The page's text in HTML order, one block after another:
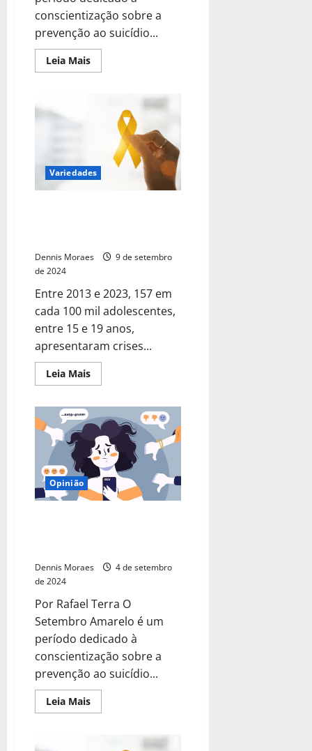
conscientização sobre a
prevenção ao suicídio...
Leia Mais
Variedades
Dennis Moraes
9 de setembro
de 2024
Entre 2013 e 2023, 157 em
cada 100 mil adolescentes,
entre 15 e 19 anos,
apresentaram crises...
Leia Mais
Opinião
Dennis Moraes
4 de setembro
de 2024
Por Rafael Terra O
Setembro Amarelo é um
período dedicado à
conscientização sobre a
prevenção ao suicídio...
Leia Mais